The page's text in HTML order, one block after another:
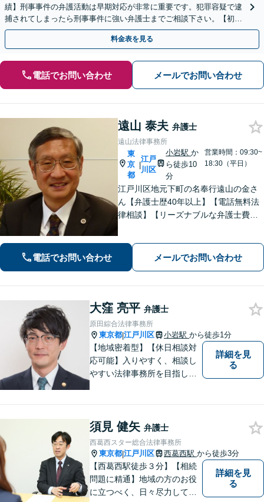
績】刑事事件の弁護活動は早期対応が非常に重要です。犯罪容疑で逮
捕されてしまったら刑事事件に強い弁護士までご相談下さい。【初回
相談０円(電話)】【加害者側の相談専門】
料金表を見る
電話でお問い合わせ メールでお問い合わせ
遠山 泰夫 弁護士
遠山法律事務所
東
京
都
|
江戸
川区
小岩駅か
ら徒歩10
分
営業時間：09:30~
18:30（平日）
江戸川区地元下町の名奉行遠山の金さ
ん【弁護士歴40年以上】【電話無料法
律相談】【リーズナブルな弁護士費
着した業務を展開。実績・経験豊富な
弁護士の確かな見解と事件処理。
電話でお問い合わせ メールでお問い合わせ
大窪 亮平 弁護士
原田綜合法律事務所
東京都|江戸川区 小岩駅 から徒歩1分
【地域密着型】【休日相談対
応可能】入りやすく、相談し
やすい法律事務所を目指して
に対応可能。是非一度お気軽
にご相談ください。
詳細を見
る
須見 健矢 弁護士
西葛西スター総合法律事務所
東京都|江戸川区 西葛西駅 から徒歩3分
【西葛西駅徒歩３分】【相続
問題に精通】地域の方のお役
に立つべく、日々尽力してお
詳細を見
る